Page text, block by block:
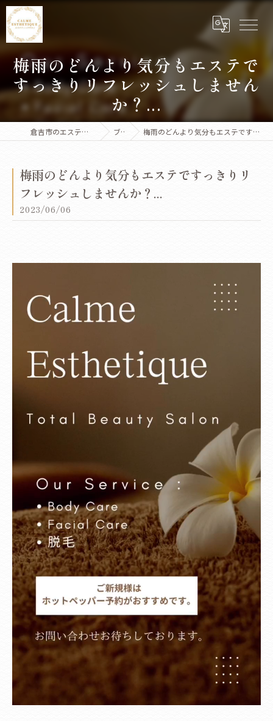
梅雨のどんより気分もエステで
すっきりリフレッシュしません
か？...
倉吉市のエステならCalme Esthetique ブログ 梅雨のどんより気分もエステですっきりリフレッシュしませんか？...
梅雨のどんより気分もエステですっきりリ
フレッシュしませんか？...
2023/06/06